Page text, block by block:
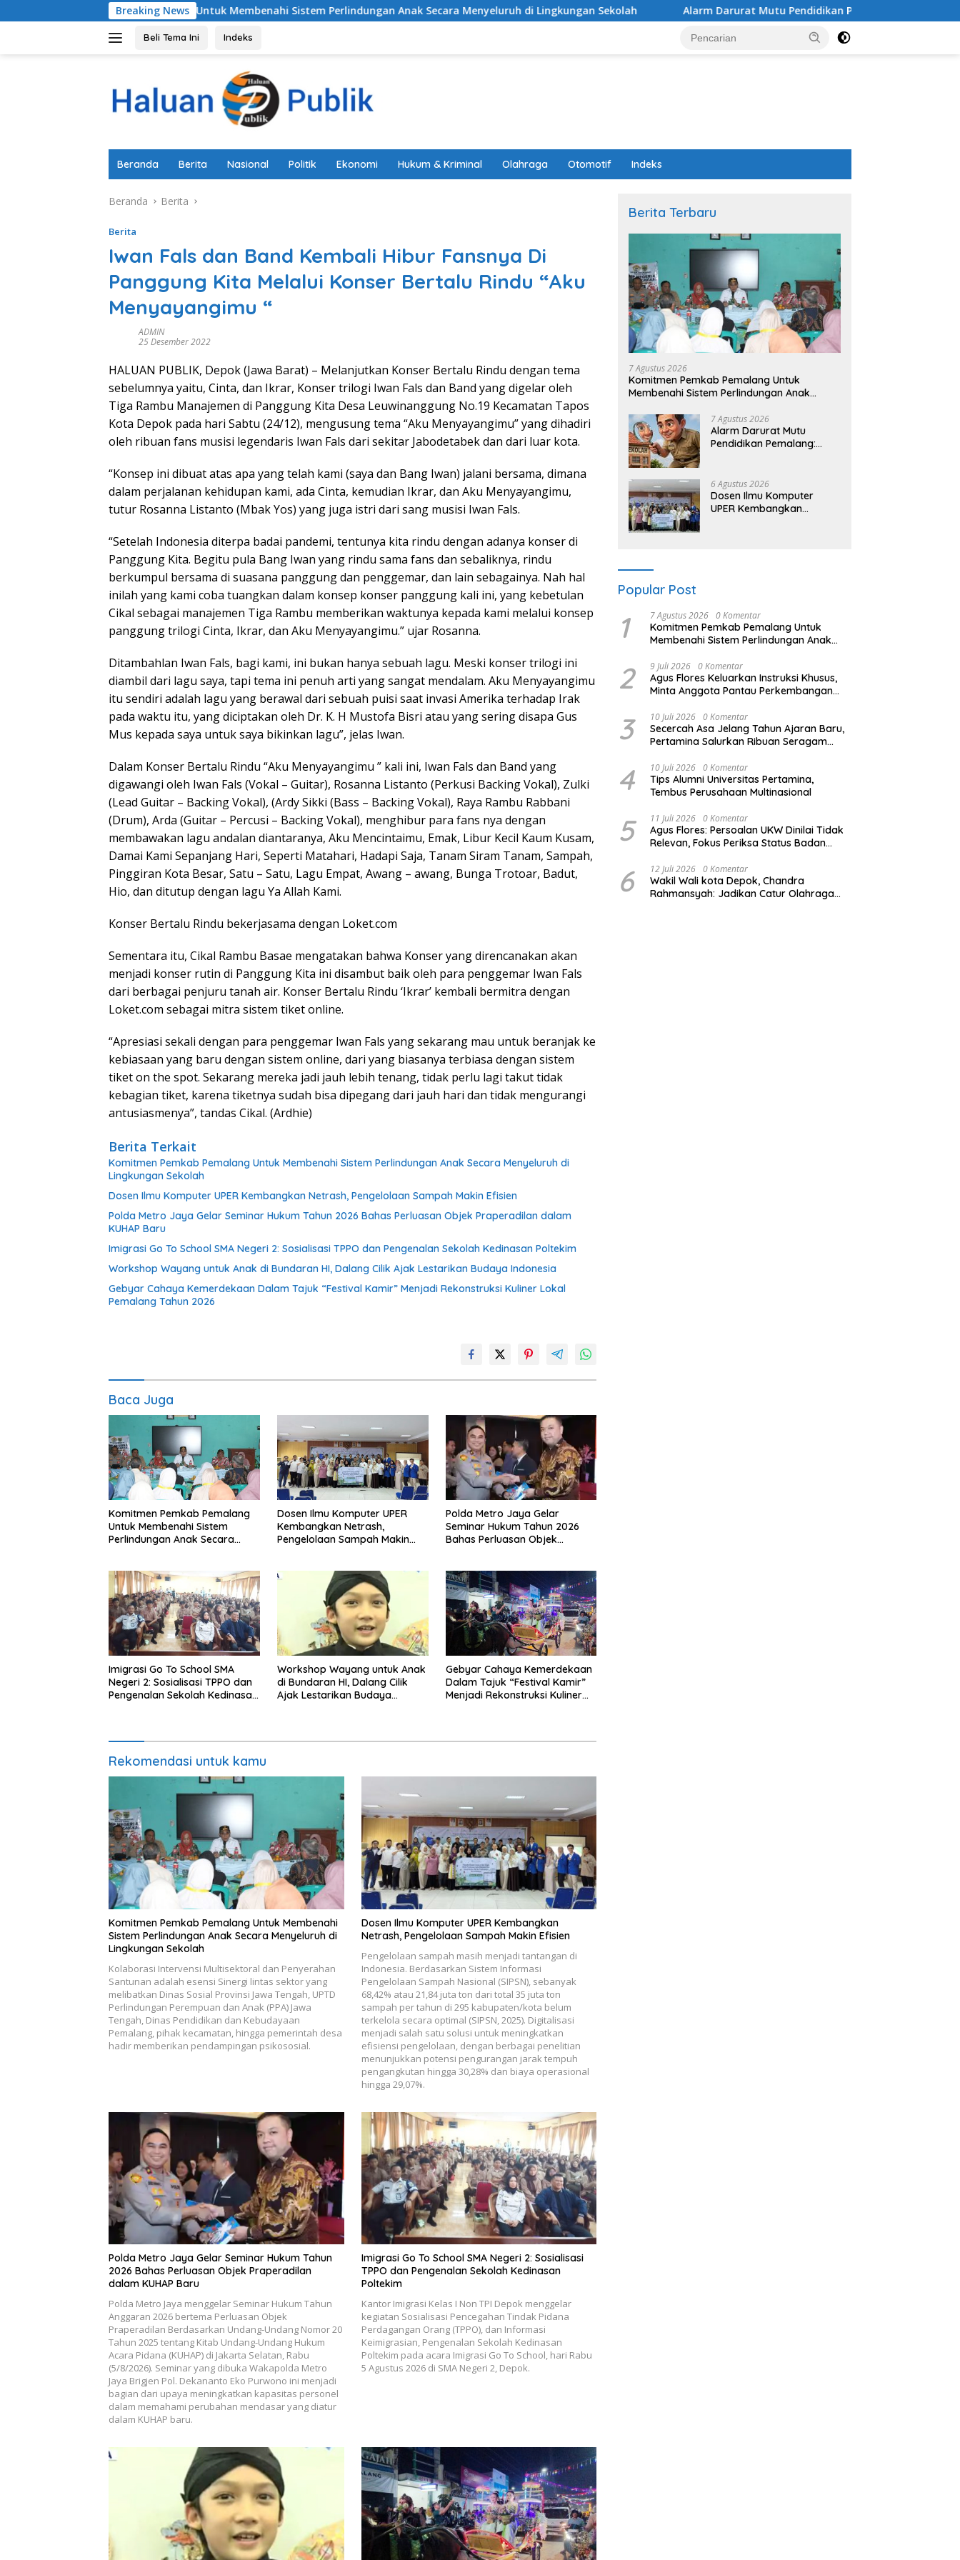
ke
Breaking News
Pemalang Untuk Membenahi Sistem Perlindungan Anak Secara Menyeluruh di Lingkungan Sekolah Alarm Darurat Mutu Pendidikan Pemalang: Ketika Sekolah Tanpa Mata
Beli Tema Ini Indeks
Beranda Berita Nasional Politik Ekonomi Hukum & Kriminal Olahraga Otomotif Indeks
Beranda Berita
Berita
Iwan Fals dan Band Kembali Hibur Fansnya Di
Panggung Kita Melalui Konser Bertalu Rindu “Aku
Menyayangimu “
ADMIN
25 Desember 2022
HALUAN PUBLIK, Depok (Jawa Barat) – Melanjutkan Konser Bertalu Rindu dengan tema
sebelumnya yaitu, Cinta, dan Ikrar, Konser trilogi Iwan Fals dan Band yang digelar oleh
Tiga Rambu Manajemen di Panggung Kita Desa Leuwinanggung No.19 Kecamatan Tapos
Kota Depok pada hari Sabtu (24/12), mengusung tema “Aku Menyayangimu” yang dihadiri
oleh ribuan fans musisi legendaris Iwan Fals dari sekitar Jabodetabek dan dari luar kota.
“Konsep ini dibuat atas apa yang telah kami (saya dan Bang Iwan) jalani bersama, dimana
dalam perjalanan kehidupan kami, ada Cinta, kemudian Ikrar, dan Aku Menyayangimu,
tutur Rosanna Listanto (Mbak Yos) yang juga istri dari sang musisi Iwan Fals.
“Setelah Indonesia diterpa badai pandemi, tentunya kita rindu dengan adanya konser di
Panggung Kita. Begitu pula Bang Iwan yang rindu sama fans dan sebaliknya, rindu
berkumpul bersama di suasana panggung dan penggemar, dan lain sebagainya. Nah hal
inilah yang kami coba tuangkan dalam konsep konser panggung kali ini, yang kebetulan
Cikal sebagai manajemen Tiga Rambu memberikan waktunya kepada kami melalui konsep
panggung trilogi Cinta, Ikrar, dan Aku Menyayangimu.” ujar Rosanna.
Ditambahlan Iwan Fals, bagi kami, ini bukan hanya sebuah lagu. Meski konser trilogi ini
diambil dari lagu saya, tapi tema ini penuh arti yang sangat mendalam. Aku Menyayangimu
itu sendiri adalah lagu yang berawal dari sebuah puisi saat invasi Amerika terhadap Irak
pada waktu itu, yang diciptakan oleh Dr. K. H Mustofa Bisri atau yang sering disapa Gus
Mus kepada saya untuk saya bikinkan lagu”, jelas Iwan.
Dalam Konser Bertalu Rindu “Aku Menyayangimu ” kali ini, Iwan Fals dan Band yang
digawangi oleh Iwan Fals (Vokal – Guitar), Rosanna Listanto (Perkusi Backing Vokal), Zulki
(Lead Guitar – Backing Vokal), (Ardy Sikki (Bass – Backing Vokal), Raya Rambu Rabbani
(Drum), Arda (Guitar – Percusi – Backing Vokal), menghibur para fans nya dengan
membawakan lagu andalan diantaranya, Aku Mencintaimu, Emak, Libur Kecil Kaum Kusam,
Damai Kami Sepanjang Hari, Seperti Matahari, Hadapi Saja, Tanam Siram Tanam, Sampah,
Pinggiran Kota Besar, Satu – Satu, Lagu Empat, Awang – awang, Bunga Trotoar, Badut,
Hio, dan ditutup dengan lagu Ya Allah Kami.
Konser Bertalu Rindu bekerjasama dengan Loket.com
Sementara itu, Cikal Rambu Basae mengatakan bahwa Konser yang direncanakan akan
menjadi konser rutin di Panggung Kita ini disambut baik oleh para penggemar Iwan Fals
dari berbagai penjuru tanah air. Konser Bertalu Rindu ‘Ikrar’ kembali bermitra dengan
Loket.com sebagai mitra sistem tiket online.
“Apresiasi sekali dengan para penggemar Iwan Fals yang sekarang mau untuk beranjak ke
kebiasaan yang baru dengan sistem online, dari yang biasanya terbiasa dengan sistem
tiket on the spot. Sekarang mereka jadi jauh lebih tenang, tidak perlu lagi takut tidak
kebagian tiket, karena tiketnya sudah bisa dipegang dari jauh hari dan tidak mengurangi
antusiasmenya”, tandas Cikal. (Ardhie)
Berita Terkait
Komitmen Pemkab Pemalang Untuk Membenahi Sistem Perlindungan Anak Secara Menyeluruh di
Lingkungan Sekolah
Dosen Ilmu Komputer UPER Kembangkan Netrash, Pengelolaan Sampah Makin Efisien
Polda Metro Jaya Gelar Seminar Hukum Tahun 2026 Bahas Perluasan Objek Praperadilan dalam
KUHAP Baru
Imigrasi Go To School SMA Negeri 2: Sosialisasi TPPO dan Pengenalan Sekolah Kedinasan Poltekim
Workshop Wayang untuk Anak di Bundaran HI, Dalang Cilik Ajak Lestarikan Budaya Indonesia
Gebyar Cahaya Kemerdekaan Dalam Tajuk “Festival Kamir” Menjadi Rekonstruksi Kuliner Lokal
Pemalang Tahun 2026
Baca Juga
Komitmen Pemkab Pemalang
Untuk Membenahi Sistem
Perlindungan Anak Secara
Dosen Ilmu Komputer UPER
Kembangkan Netrash,
Pengelolaan Sampah Makin
Polda Metro Jaya Gelar
Seminar Hukum Tahun 2026
Bahas Perluasan Objek
Imigrasi Go To School SMA
Negeri 2: Sosialisasi TPPO dan
Pengenalan Sekolah Kedinasan
Workshop Wayang untuk Anak
di Bundaran HI, Dalang Cilik
Ajak Lestarikan Budaya
Gebyar Cahaya Kemerdekaan
Dalam Tajuk “Festival Kamir”
Menjadi Rekonstruksi Kuliner
Rekomendasi untuk kamu
Komitmen Pemkab Pemalang Untuk Membenahi
Sistem Perlindungan Anak Secara Menyeluruh di
Lingkungan Sekolah
Kolaborasi Intervensi Multisektoral dan Penyerahan
Santunan adalah esensi Sinergi lintas sektor yang
melibatkan Dinas Sosial Provinsi Jawa Tengah, UPTD
Perlindungan Perempuan dan Anak (PPA) Jawa
Tengah, Dinas Pendidikan dan Kebudayaan
Pemalang, pihak kecamatan, hingga pemerintah desa
hadir memberikan pendampingan psikososial.
Dosen Ilmu Komputer UPER Kembangkan
Netrash, Pengelolaan Sampah Makin Efisien
Pengelolaan sampah masih menjadi tantangan di
Indonesia. Berdasarkan Sistem Informasi
Pengelolaan Sampah Nasional (SIPSN), sebanyak
68,42% atau 21,84 juta ton dari total 35 juta ton
sampah per tahun di 295 kabupaten/kota belum
terkelola secara optimal (SIPSN, 2025). Digitalisasi
menjadi salah satu solusi untuk meningkatkan
efisiensi pengelolaan, dengan berbagai penelitian
menunjukkan potensi pengurangan jarak tempuh
pengangkutan hingga 30,28% dan biaya operasional
hingga 29,07%.
Polda Metro Jaya Gelar Seminar Hukum Tahun
2026 Bahas Perluasan Objek Praperadilan
dalam KUHAP Baru
Polda Metro Jaya menggelar Seminar Hukum Tahun
Anggaran 2026 bertema Perluasan Objek
Praperadilan Berdasarkan Undang-Undang Nomor 20
Tahun 2025 tentang Kitab Undang-Undang Hukum
Acara Pidana (KUHAP) di Jakarta Selatan, Rabu
(5/8/2026). Seminar yang dibuka Wakapolda Metro
Jaya Brigjen Pol. Dekananto Eko Purwono ini menjadi
bagian dari upaya meningkatkan kapasitas personel
dalam memahami perubahan mendasar yang diatur
dalam KUHAP baru.
Imigrasi Go To School SMA Negeri 2: Sosialisasi
TPPO dan Pengenalan Sekolah Kedinasan
Poltekim
Kantor Imigrasi Kelas I Non TPI Depok menggelar
kegiatan Sosialisasi Pencegahan Tindak Pidana
Perdagangan Orang (TPPO), dan Informasi
Keimigrasian, Pengenalan Sekolah Kedinasan
Poltekim pada acara Imigrasi Go To School, hari Rabu
5 Agustus 2026 di SMA Negeri 2, Depok.
Berita Terbaru
7 Agustus 2026
Komitmen Pemkab Pemalang Untuk
Membenahi Sistem Perlindungan Anak
7 Agustus 2026
Alarm Darurat Mutu
Pendidikan Pemalang:
6 Agustus 2026
Dosen Ilmu Komputer
UPER Kembangkan
Popular Post
1 7 Agustus 2026 0 Komentar
Komitmen Pemkab Pemalang Untuk
Membenahi Sistem Perlindungan Anak
2 9 Juli 2026 0 Komentar
Agus Flores Keluarkan Instruksi Khusus,
Minta Anggota Pantau Perkembangan
3 10 Juli 2026 0 Komentar
Secercah Asa Jelang Tahun Ajaran Baru,
Pertamina Salurkan Ribuan Seragam
4 10 Juli 2026 0 Komentar
Tips Alumni Universitas Pertamina,
Tembus Perusahaan Multinasional
5 11 Juli 2026 0 Komentar
Agus Flores: Persoalan UKW Dinilai Tidak
Relevan, Fokus Periksa Status Badan
6 12 Juli 2026 0 Komentar
Wakil Wali kota Depok, Chandra
Rahmansyah: Jadikan Catur Olahraga